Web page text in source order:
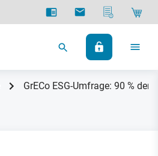
GrECo ESG-Umfrage: 90 %